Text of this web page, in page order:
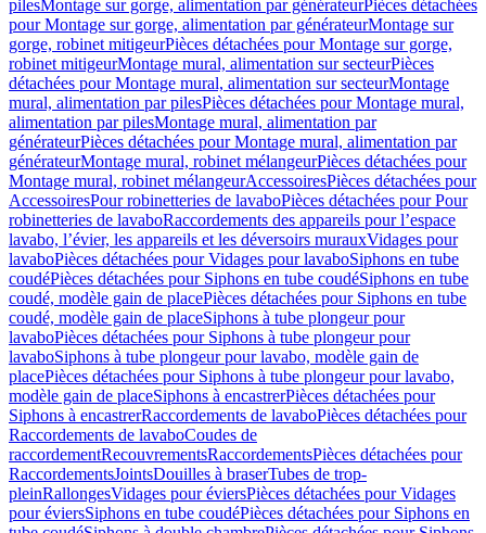
pilesMontage sur gorge, alimentation par générateurPièces détachées
pour Montage sur gorge, alimentation par générateurMontage sur
gorge, robinet mitigeurPièces détachées pour Montage sur gorge,
robinet mitigeurMontage mural, alimentation sur secteurPièces
détachées pour Montage mural, alimentation sur secteurMontage
mural, alimentation par pilesPièces détachées pour Montage mural,
alimentation par pilesMontage mural, alimentation par
générateurPièces détachées pour Montage mural, alimentation par
générateurMontage mural, robinet mélangeurPièces détachées pour
Montage mural, robinet mélangeurAccessoiresPièces détachées pour
AccessoiresPour robinetteries de lavaboPièces détachées pour Pour
robinetteries de lavaboRaccordements des appareils pour l’espace
lavabo, l’évier, les appareils et les déversoirs murauxVidages pour
lavaboPièces détachées pour Vidages pour lavaboSiphons en tube
coudéPièces détachées pour Siphons en tube coudéSiphons en tube
coudé, modèle gain de placePièces détachées pour Siphons en tube
coudé, modèle gain de placeSiphons à tube plongeur pour
lavaboPièces détachées pour Siphons à tube plongeur pour
lavaboSiphons à tube plongeur pour lavabo, modèle gain de
placePièces détachées pour Siphons à tube plongeur pour lavabo,
modèle gain de placeSiphons à encastrerPièces détachées pour
Siphons à encastrerRaccordements de lavaboPièces détachées pour
Raccordements de lavaboCoudes de
raccordementRecouvrementsRaccordementsPièces détachées pour
RaccordementsJointsDouilles à braserTubes de trop-
pleinRallongesVidages pour éviersPièces détachées pour Vidages
pour éviersSiphons en tube coudéPièces détachées pour Siphons en